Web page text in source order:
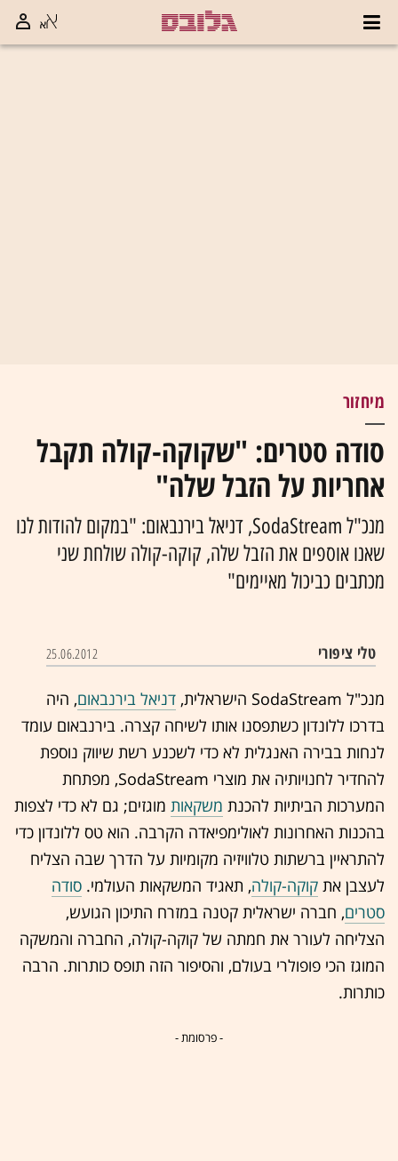
מיחזור
סודה סטרים: "שקוקה-קולה תקבל
אחריות על הזבל שלה"
מנכ"ל SodaStream, דניאל בירנבאום: "במקום להודות לנו
שאנו אוספים את הזבל שלה, קוקה-קולה שולחת שני
מכתבים כביכול מאיימים"
טלי ציפורי 25.06.2012
מנכ"ל SodaStream הישראלית, דניאל בירנבאום, היה
בדרכו ללונדון כשתפסנו אותו לשיחה קצרה. בירנבאום עומד
לנחות בבירה האנגלית לא כדי לשכנע רשת שיווק נוספת
להחדיר לחנויותיה את מוצרי SodaStream, מפתחת
המערכות הביתיות להכנת משקאות מוגזים; גם לא כדי לצפות
בהכנות האחרונות לאולימפיאדה הקרבה. הוא טס ללונדון כדי
להתראיין ברשתות טלוויזיה מקומיות על הדרך שבה הצליח
לעצבן את קוקה-קולה, תאגיד המשקאות העולמי. סודה
סטרים, חברה ישראלית קטנה במזרח התיכון הגועש,
הצליחה לעורר את חמתה של קוקה-קולה, החברה והמשקה
המוגז הכי פופולרי בעולם, והסיפור הזה תופס כותרות. הרבה
כותרות.
- פרסומת -